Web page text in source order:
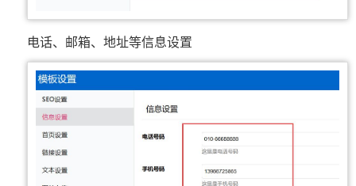
电话、邮箱、地址等信息设置